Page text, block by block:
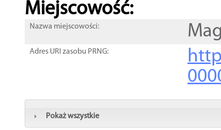
Miejscowość:
Nazwa miejscowości:
Adres URI zasobu PRNG:
Pokaż wszystkie